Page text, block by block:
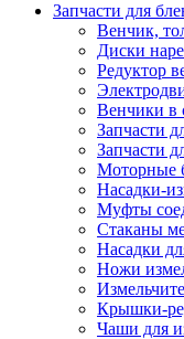
Запчасти для
Венчик,
Диски
Редуктор
Венчики в
Запчасти
Запчасти
Моторные
Насадки-
Муфты
Стаканы
Насадки
Ножи
Крышки-
Чаши для